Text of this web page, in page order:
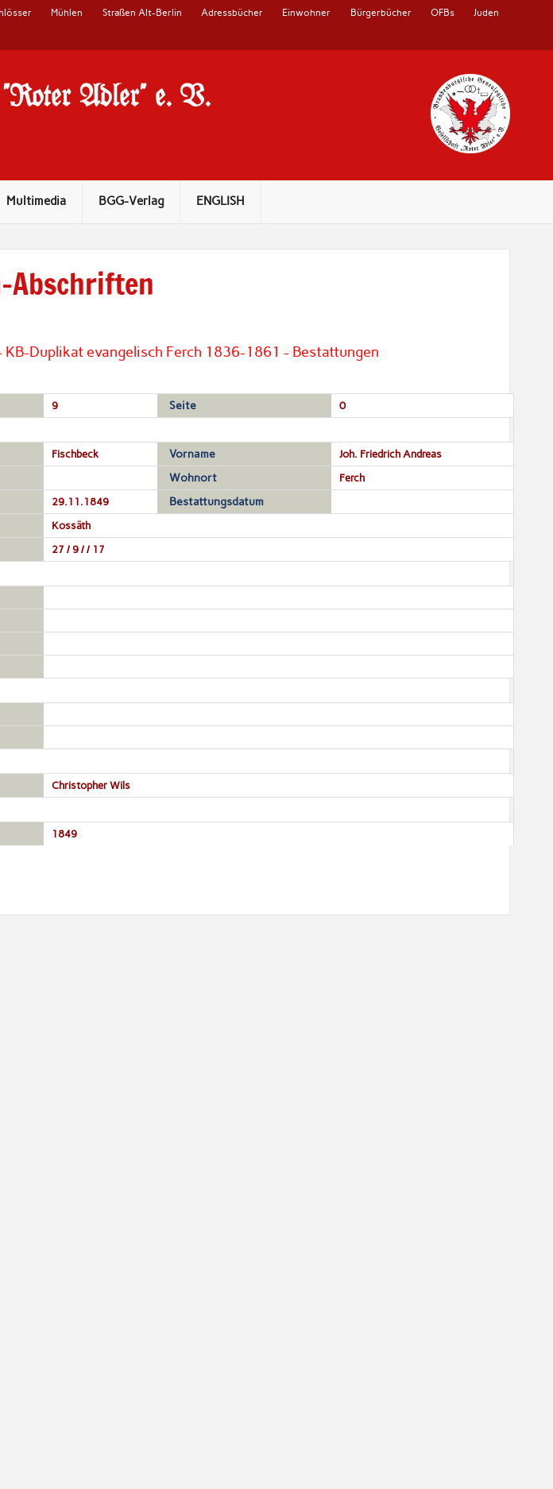
Mühlen Straßen Alt-Berlin Adressbücher Einwohner Bürgerbücher OFBs Juden
"Roter Adler" e. V.
Multimedia BGG-Verlag ENGLISH
Abschriften
KB-Duplikat evangelisch Ferch 1836-1861 - Bestattungen
9 Seite 0
Fischbeck Vorname Joh. Friedrich Andreas
Wohnort Ferch
29.11.1849
Bestattungsdatum
Kossäth
27 / 9 / / 17
Christopher Wils
1849